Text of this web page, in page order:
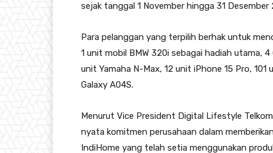
sejak tanggal 1 November hingga 31 Desember
Para pelanggan yang terpilih berhak untuk
1 unit mobil BMW 320i sebagai hadiah utama,
unit Yamaha N-Max, 12 unit iPhone 15 Pro,
Galaxy A04S.
Menurut Vice President Digital Lifestyle
nyata komitmen perusahaan dalam
IndiHome yang telah setia menggunakan